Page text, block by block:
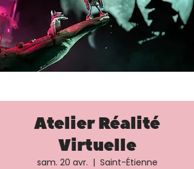
Atelier Réalité
Virtuelle
sam. 20 avr.
  |
Saint-Étienne